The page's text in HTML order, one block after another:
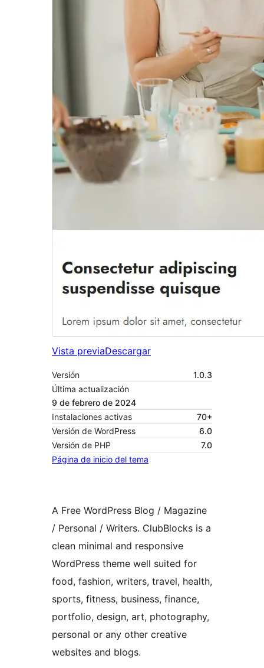
Vista previaDescargar
Versión
1.0.3
Última actualización
9 de febrero de 2024
Instalaciones activas
70+
Versión de WordPress
6.0
Versión de PHP
7.0
Página de inicio del tema
A Free WordPress Blog / Magazine
/ Personal / Writers. ClubBlocks is a
clean minimal and responsive
WordPress theme well suited for
food, fashion, writers, travel, health,
sports, fitness, business, finance,
portfolio, design, art, photography,
personal or any other creative
websites and blogs.